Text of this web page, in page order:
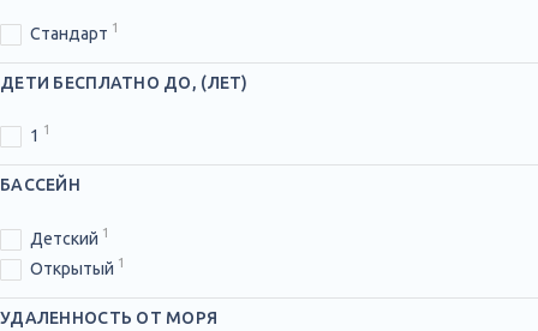
Стандарт 1
ДЕТИ БЕСПЛАТНО ДО, (ЛЕТ)
1 1
БАССЕЙН
Детский 1
Открытый 1
УДАЛЕННОСТЬ ОТ МОРЯ